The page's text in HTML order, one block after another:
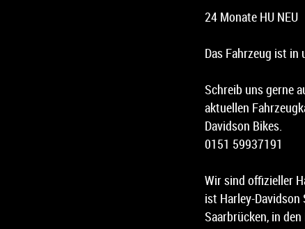
24 Monate HU NEU
Das Fahrzeug ist in
Schreib uns gerne
aktuellen
Davidson Bikes.
0151 59937191
Wir sind offizieller
ist Harley-
Saarbrücken, in